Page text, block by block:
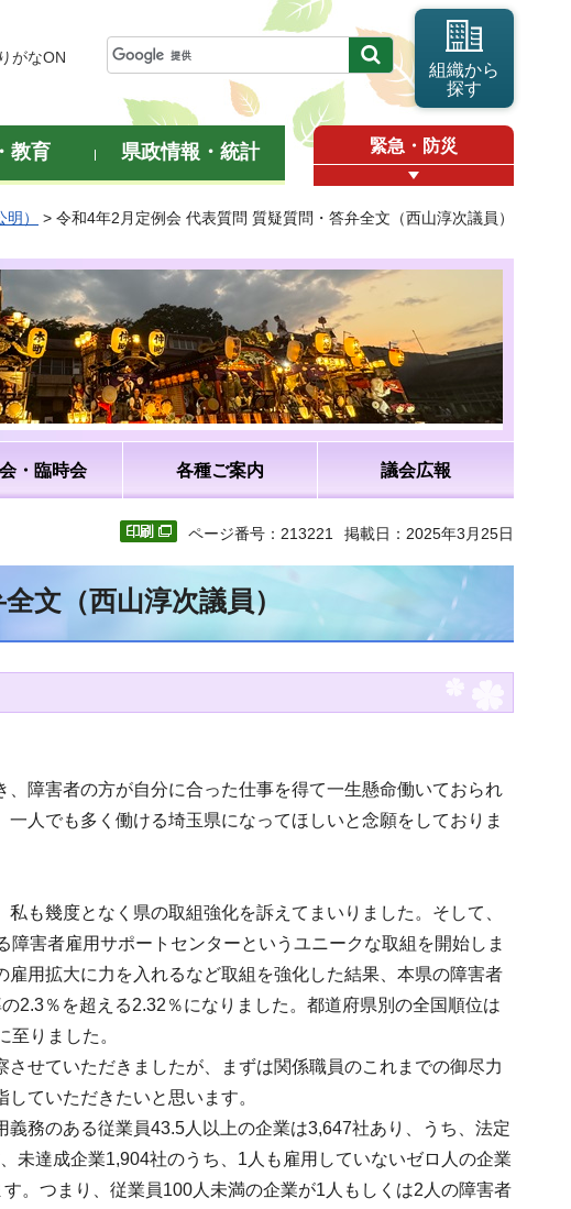
がなON
組織から
探す
教育 県政情報・統計 緊急・防災
） > 令和4年2月定例会 代表質問 質疑質問・答弁全文（西山淳次議員）
・臨時会 各種ご案内 議会広報
ページ番号：213221 掲載日：2025年3月25日
文（西山淳次議員）
障害者の方が自分に合った仕事を得て一生懸命働いておられ
人でも多く働ける埼玉県になってほしいと念願をしておりま
も幾度となく県の取組強化を訴えてまいりました。そして、
害者雇用サポートセンターというユニークな取組を開始しま
用拡大に力を入れるなど取組を強化した結果、本県の障害者
2.3％を超える2.32％になりました。都道府県別の全国順位は
りました。
せていただきましたが、まずは関係職員のこれまでの御尽力
ていただきたいと思います。
務のある従業員43.5人以上の企業は3,647社あり、うち、法定
未達成企業1,904社のうち、1人も雇用していないゼロ人の企業
。つまり、従業員100人未満の企業が1人もしくは2人の障害者